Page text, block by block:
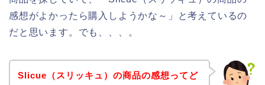
感想がよかったら購入しようかな～」と考えているの
だと思います。でも、、、。
Slicue（スリッキュ）の商品の感想ってど